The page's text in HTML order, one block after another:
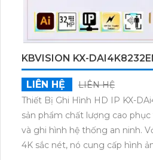
KBVISION KX-
LIÊN HỆ
LIÊN HỆ
Thiết Bị Ghi Hình HD IP KX-
sản phẩm chất lượng cao
và ghi hình hệ thống an ninh.
4K sắc nét, nó cung cấp hình